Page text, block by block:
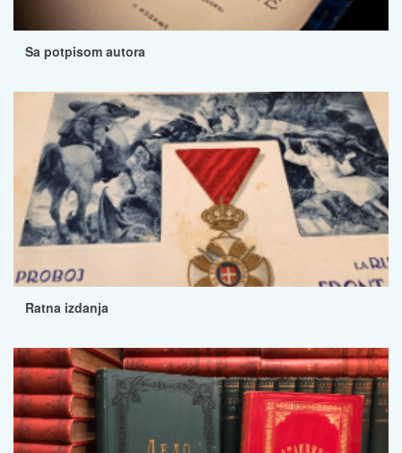
Sa potpisom autora
Ratna izdanja